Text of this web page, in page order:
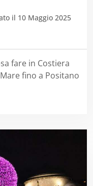
il 10 Maggio 2025
fare in Costiera
fino a Positano